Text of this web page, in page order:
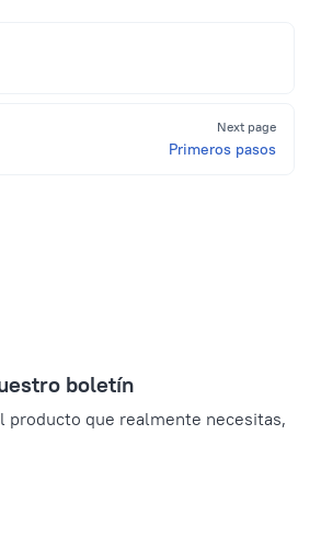
Next page
Primeros pasos
boletín
producto que realmente necesitas,